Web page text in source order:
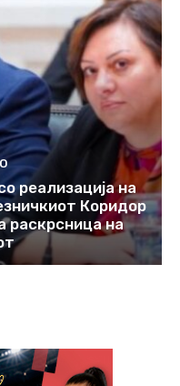
реализација на
Коридор
раскрсница на